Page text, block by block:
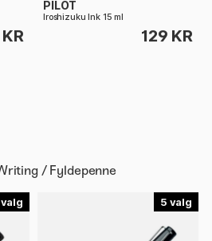
PILOT
Iroshizuku Ink 15 ml
129 KR
/ Fyldepenne
5